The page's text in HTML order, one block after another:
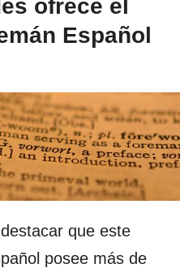
ofrece el
Español
que este
posee más de